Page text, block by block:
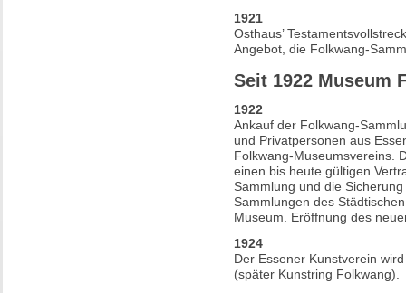
1921
Osthaus’
Angebot, die Folkwang-
Seit 1922 Museum
1922
Ankauf der Folkwang-
und Privatpersonen aus
Folkwang-Museumsvereins.
einen bis heute gültigen
Sammlung und die
Sammlungen des
Museum. Eröffnung des
1924
Der Essener Kunstverein
(später Kunstring Folkwang).